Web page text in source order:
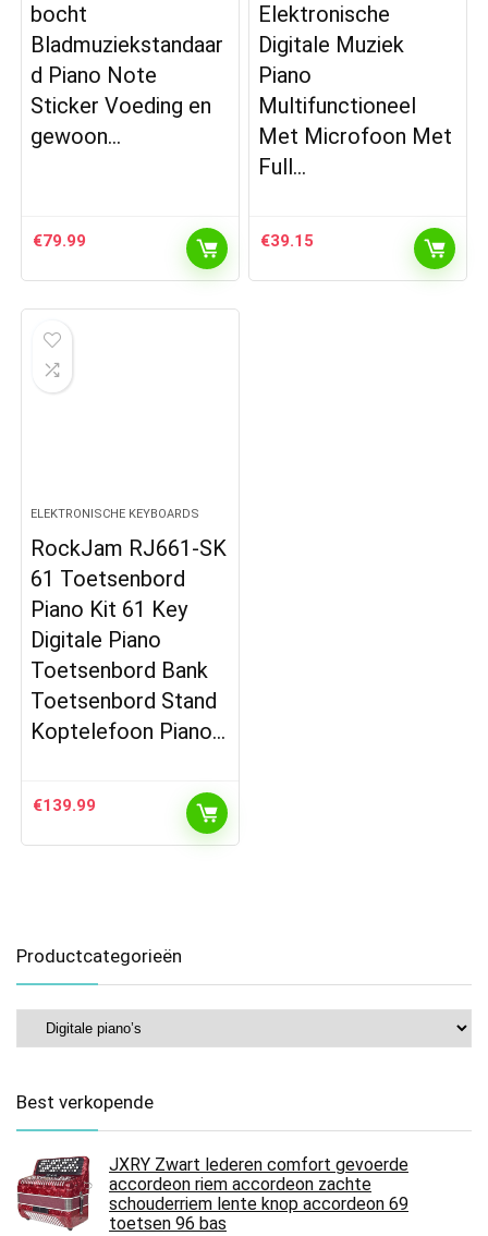
bocht
Bladmuziekstandaar
d Piano Note
Sticker Voeding en
gewoon…
€79.99
Elektronische
Digitale Muziek
Piano
Multifunctioneel
Met Microfoon Met
Full…
€39.15
ELEKTRONISCHE KEYBOARDS
RockJam RJ661-SK
61 Toetsenbord
Piano Kit 61 Key
Digitale Piano
Toetsenbord Bank
Toetsenbord Stand
Koptelefoon Piano…
€139.99
Productcategorieën
Best verkopende
JXRY Zwart lederen comfort gevoerde
accordeon riem accordeon zachte
schouderriem lente knop accordeon 69
toetsen 96 bas